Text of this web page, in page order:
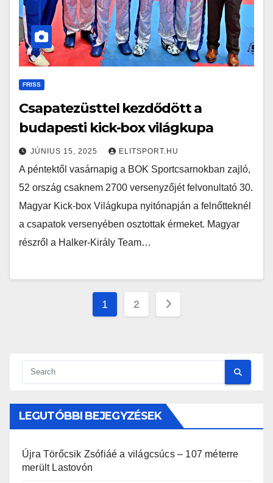
FRISS
Csapatezüsttel kezdődött a
budapesti kick-box világkupa
JÚNIUS 15, 2025 ELITSPORT.HU
A péntektől vasárnapig a BOK Sportcsarnokban zajló,
52 ország csaknem 2700 versenyzőjét felvonultató 30.
Magyar Kick-box Világkupa nyitónapján a felnőtteknél
a csapatok versenyében osztottak érmeket. Magyar
részről a Halker-Király Team…
Bejegyzések
1 2
LEGUTÓBBI BEJEGYZÉSEK
Újra Törőcsik Zsófiáé a világcsúcs – 107 méterre
merült Lastovón